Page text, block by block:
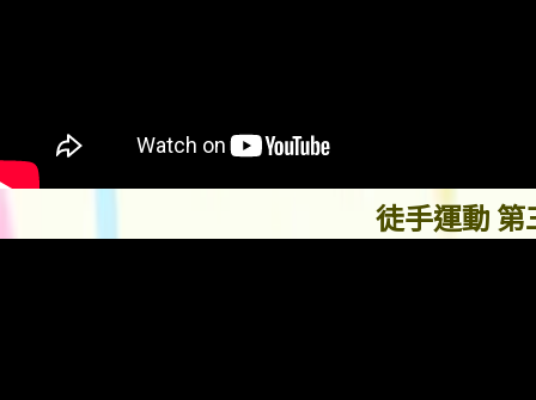
徒手運動 第